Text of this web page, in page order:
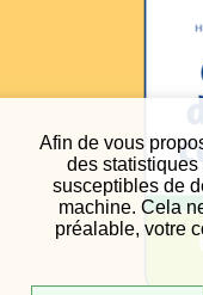
Afin de vous
des
susceptibles de
machine. Cela
préalable, votre